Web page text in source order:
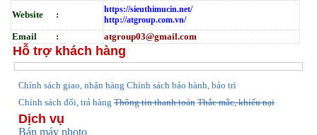
Website :
https://sieuthimucin.net/
http://atgroup.com.vn/
Email : atgroup03@gmail.com
Hỗ trợ khách hàng
Chính sách giao, nhận hàng Chính sách bảo hành, bảo trì
Chính sách đổi, trả hàng Thông tin thanh toán Thắc mắc, khiếu nại
Dịch vụ
Bán máy photo